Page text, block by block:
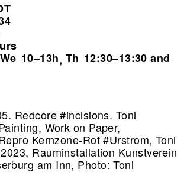
We 10–13h, Th 12:30–13:30 and
Redcore #incisions. Toni
Work on Paper,
Kernzone-Rot #Urstrom, Toni
Rauminstallation Kunstverein
am Inn, Photo: Toni